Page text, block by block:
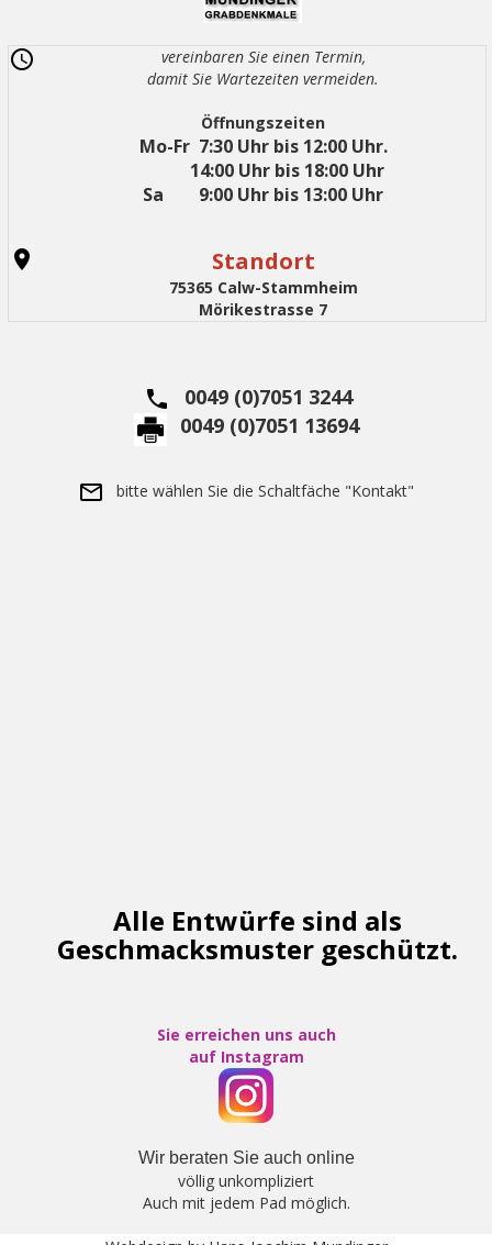
vereinbaren Sie einen Termin,
damit Sie Wartezeiten vermeiden.
Öffnungszeiten
Mo-Fr 7:30 Uhr bis 12:00 Uhr.
14:00 Uhr bis 18:00 Uhr
Sa 9:00 Uhr bis 13:00 Uhr
Standort
75365 Calw-Stammheim
Mörikestrasse 7
0049 (0)7051 3244
0049 (0)7051 13694
bitte wählen Sie die Schaltfäche "Kontakt"
Alle Entwürfe sind als
Geschmacksmuster geschützt.
Sie erreichen uns auch
auf Instagram
Wir beraten Sie auch online
völlig unkompliziert
Auch mit jedem Pad möglich.